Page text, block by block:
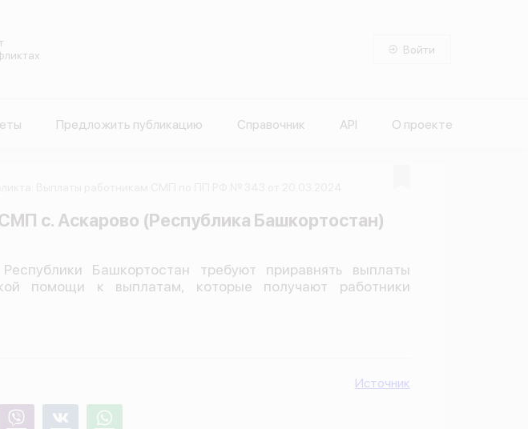
Войти
Предложить публикацию Справочник API О проекте
с. Аскарово (Республика Башкортостан)
Башкортостан требуют приравнять выплаты
помощи к выплатам, которые получают работники
Viber Whatsapp
Источник